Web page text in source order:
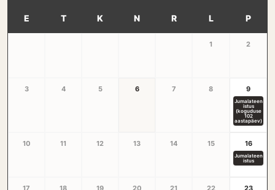
E T K N R L P
1 2
3 4 5 6 7 8 9
Jumalateen
istus
(koguduse
102
aastapäev)
10 11 12 13 14 15 16
Jumalateen
istus
17 18 19 20 21 22 23